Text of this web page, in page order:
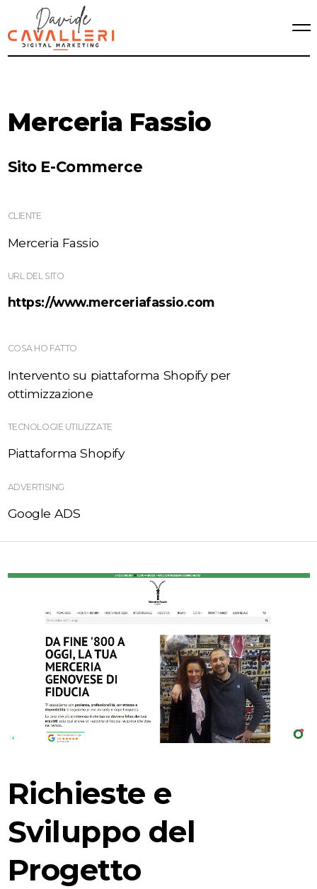
Merceria Fassio
Sito E-Commerce
CLIENTE
Merceria Fassio
URL DEL SITO
https://www.merceriafassio.com
COSA HO FATTO
Intervento su piattaforma Shopify per
ottimizzazione
TECNOLOGIE UTILIZZATE
Piattaforma Shopify
ADVERTISING
Google ADS
Richieste e
Sviluppo del
Progetto